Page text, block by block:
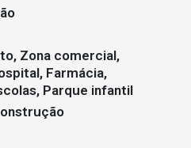
Farmácia,
Parque infantil